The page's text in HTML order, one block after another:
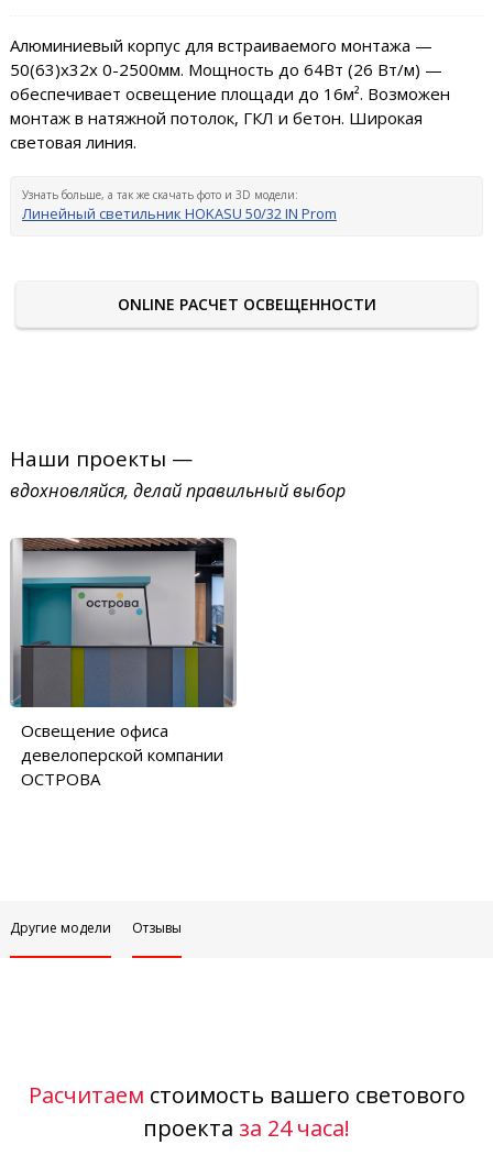
Алюминиевый корпус для встраиваемого монтажа —
50(63)х32x 0-2500мм. Мощность до 64Вт (26 Вт/м) —
обеспечивает освещение площади до 16м². Возможен
монтаж в натяжной потолок, ГКЛ и бетон. Широкая
световая линия.
Узнать больше, а так же скачать фото и 3D модели:
Линейный светильник HOKASU 50/32 IN Prom
ONLINE РАСЧЕТ ОСВЕЩЕННОСТИ
Наши проекты —
вдохновляйся, делай правильный выбор
Освещение офиса
девелоперской компании
ОСТРОВА
Другие модели Отзывы
Расчитаем стоимость вашего светового
проекта за 24 часа!